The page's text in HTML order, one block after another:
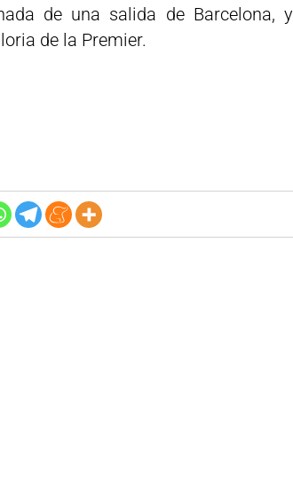
de una salida de Barcelona, y
de la Premier.